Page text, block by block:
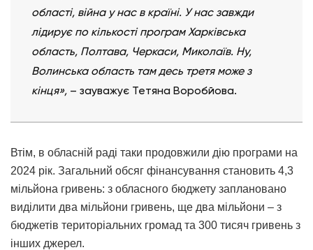
області, війна у нас в країні. У нас завжди
лідирує по кількості програм Харківська
область, Полтава, Черкаси, Миколаїв. Ну,
Волинська область там десь третя може з
кінця», – зауважує Тетяна Воробйова.
Втім, в обласній раді таки продовжили дію програми на
2024 рік. Загальний обсяг фінансування становить 4,3
мільйона гривень: з обласного бюджету заплановано
виділити два мільйони гривень, ще два мільйони – з
бюджетів територіальних громад та 300 тисяч гривень з
інших джерел.